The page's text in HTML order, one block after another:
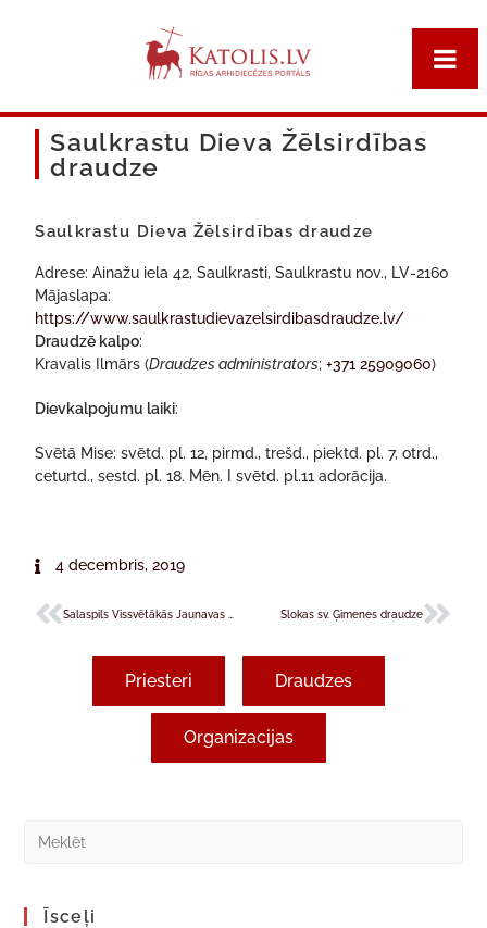
Saulkrastu Dieva Žēlsirdības
draudze
Saulkrastu Dieva Žēlsirdības draudze
Adrese: Ainažu iela 42, Saulkrasti, Saulkrastu nov., LV-2160
Mājaslapa:
https://www.saulkrastudievazelsirdibasdraudze.lv/
Draudzē kalpo:
Kravalis Ilmārs (Draudzes administrators;+371 25909060)
Dievkalpojumu laiki:
Svētā Mise: svētd. pl. 12, pirmd., trešd., piektd. pl. 7, otrd.,
ceturtd., sestd. pl. 18. Mēn. I svētd. pl.11 adorācija.
4 decembris, 2019
Slokas sv. Ģimenes draudze
Priesteri Draudzes
Organizacijas
Īsceļi